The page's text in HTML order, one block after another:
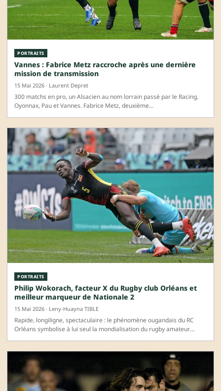
PORTRAITS
Vannes : Fabrice Metz raccroche après une dernière
mission de transmission
15 Mai 2026 · Laurent Depret
300 matchs en pro, un Alsacien au nom lorrain passé par le Racing,
Oyonnax, Pau et Vannes. Fabrice Metz, deuxième…
PORTRAITS
Philip Wokorach, facteur X du Rugby club Orléans et
meilleur marqueur de Nationale 2
15 Mai 2026 · Leny-Huayna TIBLE
Rapide, longiligne, spectaculaire : le phénomène ougandais du RC
Orléans symbolise à lui seul la mondialisation du rugby amateur